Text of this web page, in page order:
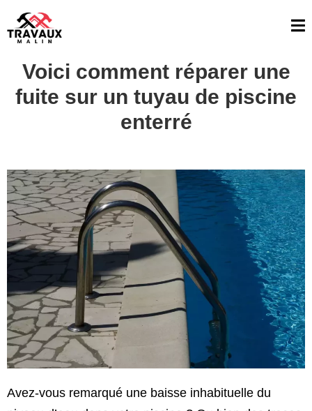
Voici comment réparer une
fuite sur un tuyau de piscine
enterré
Avez-vous remarqué une baisse inhabituelle du